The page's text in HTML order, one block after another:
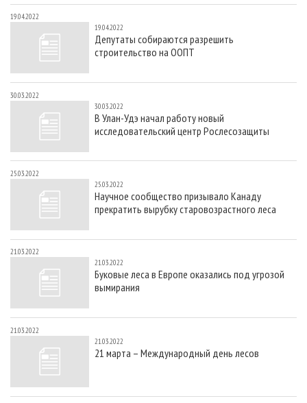
19.04.2022
19.04.2022
Депутаты собираются разрешить
строительство на ООПТ
30.03.2022
30.03.2022
В Улан-Удэ начал работу новый
исследовательский центр Рослесозащиты
25.03.2022
25.03.2022
Научное сообщество призывало Канаду
прекратить вырубку старовозрастного леса
21.03.2022
21.03.2022
Буковые леса в Европе оказались под угрозой
вымирания
21.03.2022
21.03.2022
21 марта – Международный день лесов